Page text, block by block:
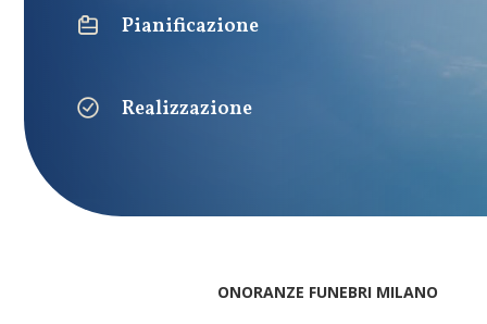
Pianificazione
Realizzazione
ONORANZE FUNEBRI MILANO